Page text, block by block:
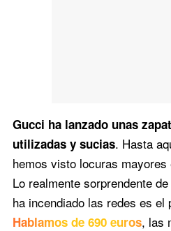
Gucci ha lanzado unas
utilizadas y sucias. Hasta
hemos visto locuras
Lo realmente sorprendente
ha incendiado las redes es
Hablamos de 690 euros, las